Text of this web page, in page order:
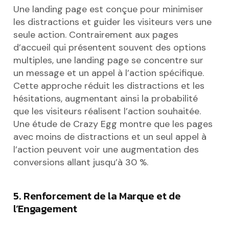
Une landing page est conçue pour minimiser
les distractions et guider les visiteurs vers une
seule action. Contrairement aux pages
d’accueil qui présentent souvent des options
multiples, une landing page se concentre sur
un message et un appel à l’action spécifique.
Cette approche réduit les distractions et les
hésitations, augmentant ainsi la probabilité
que les visiteurs réalisent l’action souhaitée.
Une étude de Crazy Egg montre que les pages
avec moins de distractions et un seul appel à
l’action peuvent voir une augmentation des
conversions allant jusqu’à 30 %.
5. Renforcement de la Marque et de
l’Engagement